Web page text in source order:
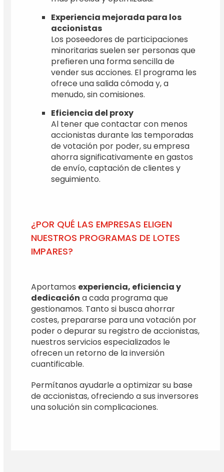
Experiencia mejorada para los
accionistas
Los poseedores de participaciones
minoritarias suelen ser personas que
prefieren una forma sencilla de
vender sus acciones. El programa les
ofrece una salida cómoda y, a
menudo, sin comisiones.
Eficiencia del proxy
Al tener que contactar con menos
accionistas durante las temporadas
de votación por poder, su empresa
ahorra significativamente en gastos
de envío, captación de clientes y
seguimiento.
¿POR QUÉ LAS EMPRESAS ELIGEN
NUESTROS PROGRAMAS DE LOTES
IMPARES?
Aportamos experiencia, eficiencia y
dedicación a cada programa que
gestionamos. Tanto si busca ahorrar
costes, prepararse para una votación por
poder o depurar su registro de accionistas,
nuestros servicios especializados le
ofrecen un retorno de la inversión
cuantificable.
Permítanos ayudarle a optimizar su base
de accionistas, ofreciendo a sus inversores
una solución sin complicaciones.